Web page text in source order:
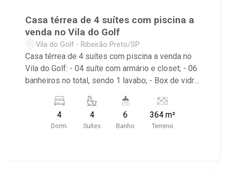
Casa térrea de 4 suítes com piscina a
venda no Vila do Golf
Vila do Golf - Ribeirão Preto/SP
Casa térrea de 4 suítes com piscina a venda no
Vila do Golf: - 04 suíte com armário e closet; - 06
banheiros no total, sendo 1 lavabo; - Box de vidro;
Cozinha Americana Gourmet; - Área de Serviço
com banheiro; - Piscina com hidro e prainha; -
Aquecimento Solar; - Varanda gourmet com
4
Dorm.
4
Suítes
6
Banho
364 m²
Terreno